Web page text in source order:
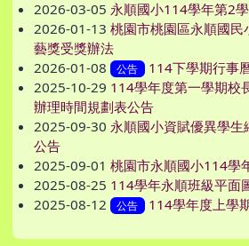
2026-03-05 永順國小114學年第2
2026-01-13 桃園市桃園區永順國
藝獎受獎辦法
2026-01-08
公告
114下學期行事
2025-10-29 114學年度第一學期校
辦理時間規劃表公告
2025-09-30 永順國小資賦優異學
公告
2025-09-01 桃園市永順國小114學
2025-08-25 114學年永順班級平面
2025-08-12
公告 114學年度上學